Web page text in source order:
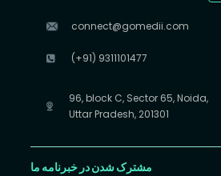
connect@gomedii.com
(+91) 9311101477
96, block C, Sector 65, Noida,
Uttar Pradesh, 201301
مشترک شدن در خبرنامه ما